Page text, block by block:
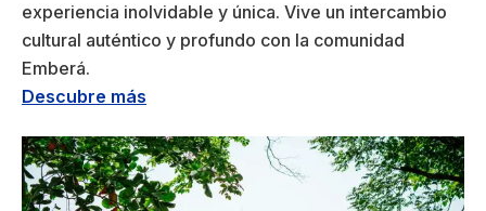
experiencia inolvidable y única. Vive un intercambio
cultural auténtico y profundo con la comunidad
Emberá.
Descubre más